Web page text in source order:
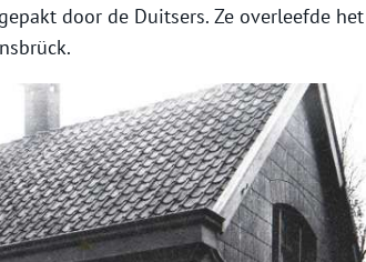
door de Duitsers. Ze overleefde het